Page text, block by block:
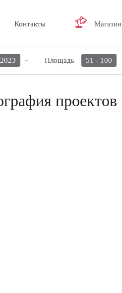
Контакты Магазин
2023 Площадь 51 - 100
проектов